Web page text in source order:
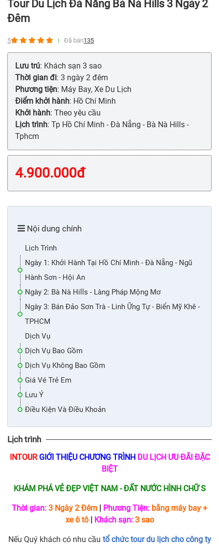
Tour Du Lịch Đà Nẵng Bà Nà Hills 3 Ngày 2
Đêm
5 Đã bán135
Lưu trú: Khách sạn 3 sao
Thời gian đi: 3 ngày 2 đêm
Phương tiện: Máy Bay, Xe Du Lịch
Điểm khởi hành: Hồ Chí Minh
Khởi hành: Theo yêu cầu
Lịch trình: Tp Hồ Chí Minh - Đà Nẵng - Bà Nà Hills -
Tphcm
4.900.000đ
Nội dung chính
Lịch Trình
Ngày 1: Khởi Hành Tại Hồ Chí Minh - Đà Nẵng - Ngũ
Hành Sơn - Hội An
Ngày 2: Bà Nà Hills - Làng Pháp Mộng Mơ
Ngày 3: Bán Đảo Sơn Trà - Linh Ững Tự - Biển Mỹ Khê -
TPHCM
Dịch Vụ
Dịch Vụ Bao Gồm
Dịch Vụ Không Bao Gồm
Giá Vé Trẻ Em
Lưu Ý
Điều Kiện Và Điều Khoản
Lịch trình
INTOUR GIỚI THIỆU CHƯƠNG TRÌNH DU LỊCH ƯU ĐÃI ĐẶC
BIỆT
KHÁM PHÁ VẺ ĐẸP VIỆT NAM - ĐẤT NƯỚC HÌNH CHỮ S
Thời gian: 3 Ngày 2 Đêm Phương Tiện: bằng máy bay +
xe ô tô| Khách sạn: 3 sao
Nếu Quý khách có nhu cầu tổ chức tour du lịch cho công ty